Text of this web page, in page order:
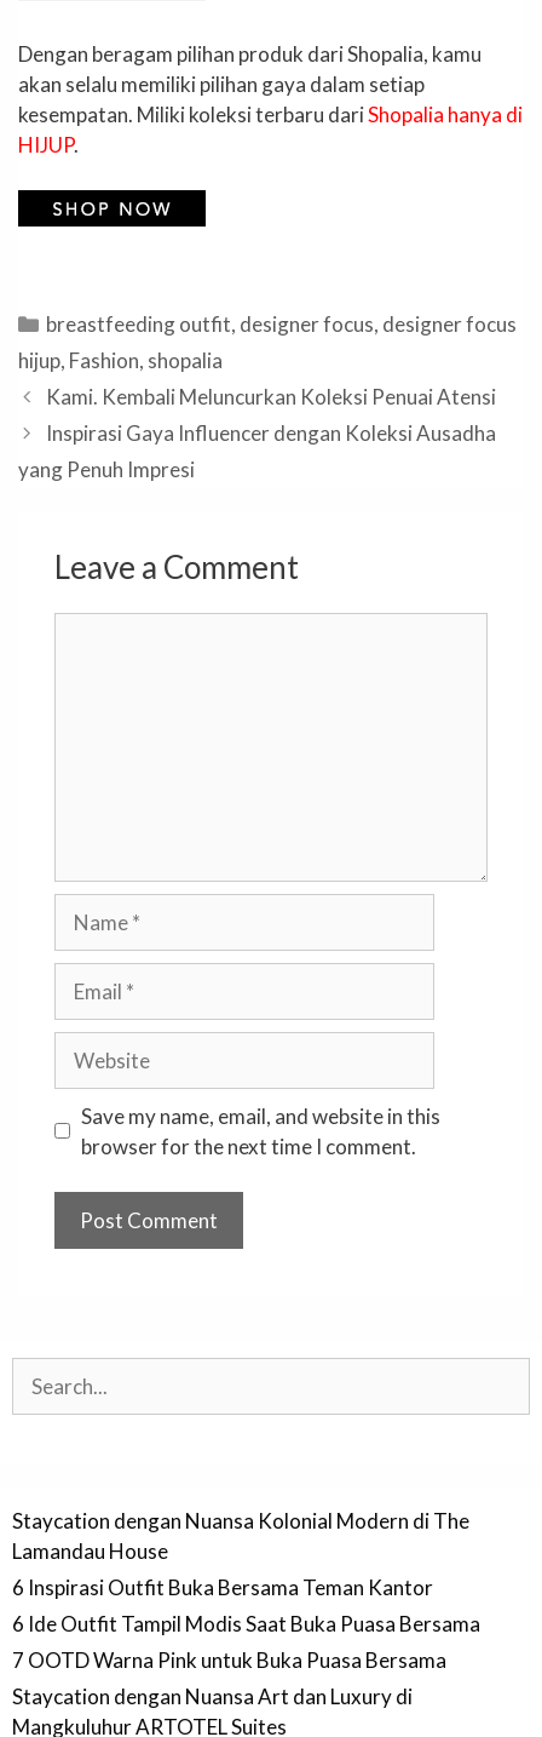
Dengan beragam pilihan produk dari Shopalia, kamu
akan selalu memiliki pilihan gaya dalam setiap
kesempatan. Miliki koleksi terbaru dariShopalia hanya di
HIJUP.
Categories
breastfeeding outfit, designer focus, designer focus
hijup, Fashion, shopalia
Kami. Kembali Meluncurkan Koleksi Penuai Atensi
Inspirasi Gaya Influencer dengan Koleksi Ausadha
yang Penuh Impresi
Leave a Comment
Save my name, email, and website in this
browser for the next time I comment.
Search
Staycation dengan Nuansa Kolonial Modern di The
Lamandau House
6 Inspirasi Outfit Buka Bersama Teman Kantor
6 Ide Outfit Tampil Modis Saat Buka Puasa Bersama
7 OOTD Warna Pink untuk Buka Puasa Bersama
Staycation dengan Nuansa Art dan Luxury di
Mangkuluhur ARTOTEL Suites